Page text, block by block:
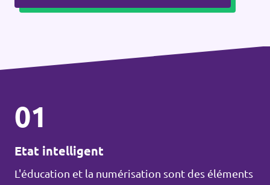
01
Etat intelligent
L'éducation et la numérisation sont des éléments